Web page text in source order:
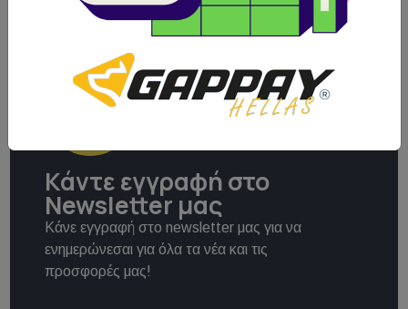
Κάντε εγγραφή στο
Newsletter μας
Κάνε εγγραφή στο newsletter μας για να
ενημερώνεσαι για όλα τα νέα και τις
προσφορές μας!